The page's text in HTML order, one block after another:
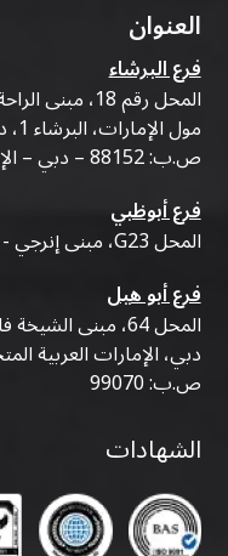
العنوان
فرع البرشاء
المحل رقم
مول الإمارات، البرشاء 1، دبي
ص.ب: 88152 – دبي – الإمارات العربية المتحدة
فرع أبوظبي
المحل G23، مبنى إنرجي - مصفح - M20 - أبوظبي
فرع أبو هيل
المحل 64، مبنى
دبي، الإمارات العربية
ص.ب: 99070
الشهادات